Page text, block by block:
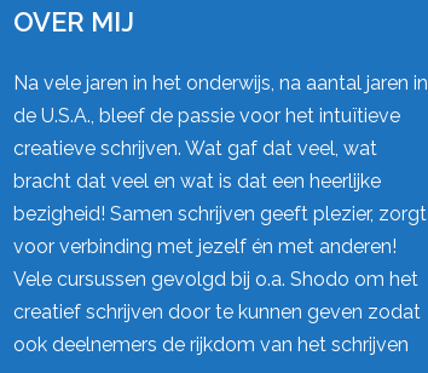
OVER MIJ
Na vele jaren in het onderwijs, na aantal jaren in
de U.S.A., bleef de passie voor het intuïtieve
creatieve schrijven. Wat gaf dat veel, wat
bracht dat veel en wat is dat een heerlijke
bezigheid! Samen schrijven geeft plezier, zorgt
voor verbinding met jezelf én met anderen!
Vele cursussen gevolgd bij o.a. Shodo om het
creatief schrijven door te kunnen geven zodat
ook deelnemers de rijkdom van het schrijven